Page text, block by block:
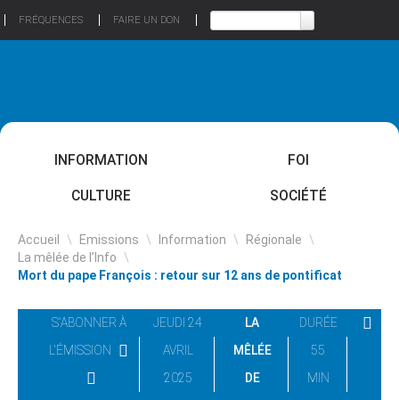
FRÉQUENCES FAIRE UN DON
INFORMATION FOI
CULTURE SOCIÉTÉ
Accueil \ Emissions \ Information \ Régionale \
La mêlée de l’Info \
Mort du pape François : retour sur 12 ans de pontificat
S'ABONNER À
L'ÉMISSION
JEUDI 24
AVRIL
2025
LA
MÊLÉE
DE
DURÉE
55
MIN